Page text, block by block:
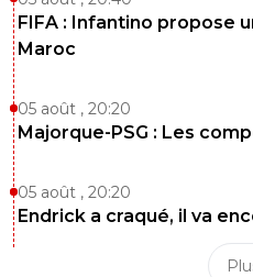
FIFA : Infantino propose
Maroc
05 août , 20:20
Majorque-PSG : Les
05 août , 20:20
Endrick a craqué, il va